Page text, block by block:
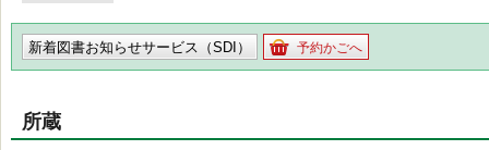
新着図書お知らせサービス（SDI） 予約かごへ
所蔵